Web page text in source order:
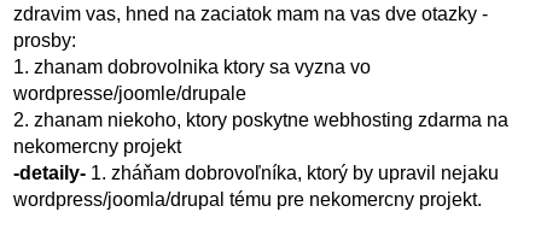
zdravim vas, hned na zaciatok mam na vas dve otazky -
prosby:
1. zhanam dobrovolnika ktory sa vyzna vo
wordpresse/joomle/drupale
2. zhanam niekoho, ktory poskytne webhosting zdarma na
nekomercny projekt
-detaily- 1. zháňam dobrovoľníka, ktorý by upravil nejaku
wordpress/joomla/drupal tému pre nekomercny projekt.